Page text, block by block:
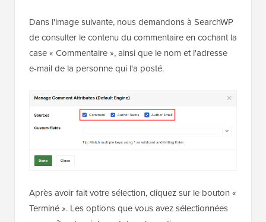
Dans l'image suivante, nous demandons à SearchWP
de consulter le contenu du commentaire en cochant la
case « Commentaire », ainsi que le nom et l'adresse
e-mail de la personne qui l'a posté.
Après avoir fait votre sélection, cliquez sur le bouton «
Terminé ». Les options que vous avez sélectionnées